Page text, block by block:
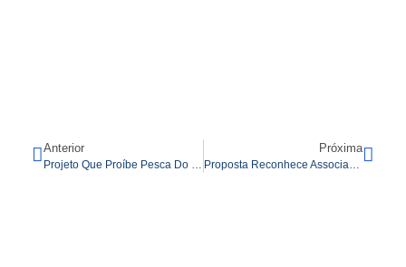
Anterior
Projeto Que Proíbe Pesca Do Dourado É Reapresentado Na Assembleia
Próxima
Proposta Reconhece Associação Do Assentamento Sumatra Como Utilidade Pública